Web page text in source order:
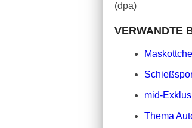
(dpa)
VERWANDTE
mid-
Thema